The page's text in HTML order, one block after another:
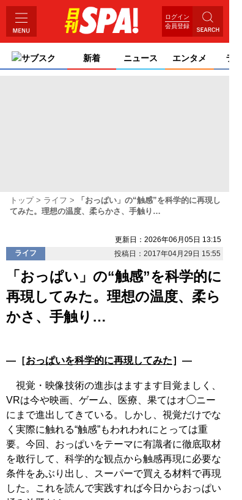
ログイン
会員登録
サブスク 新着 ニュース エンタメ ライ
トップ ライフ
「おっぱい」の“触感”を科学的に再現し
てみた。理想の温度、柔らかさ、手触り…
更新日：2026年06月05日 13:15
ライフ
投稿日：2017年04月29日 15:55
「おっぱい」の“触感”を科学的に
再現してみた。理想の温度、柔ら
かさ、手触り…
―［おっぱいを科学的に再現してみた］―
視覚・映像技術の進歩はますます目覚ましく、
VRは今や映画、ゲーム、医療、果てはオ◯ニー
にまで進出してきている。しかし、視覚だけでな
く実際に触れる“触感”もわれわれにとっては重
要。今回、おっぱいをテーマに有識者に徹底取材
を敢行して、科学的な観点から触感再現に必要な
条件をあぶり出し、スーパーで買える材料で再現
した。これを読んで実践すれば今日からおっぱい